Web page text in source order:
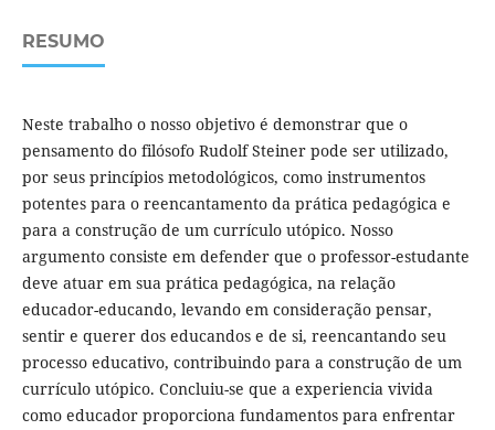
RESUMO
Neste trabalho o nosso objetivo é demonstrar que o
pensamento do filósofo Rudolf Steiner pode ser utilizado,
por seus princípios metodológicos, como instrumentos
potentes para o reencantamento da prática pedagógica e
para a construção de um currículo utópico. Nosso
argumento consiste em defender que o professor-estudante
deve atuar em sua prática pedagógica, na relação
educador-educando, levando em consideração pensar,
sentir e querer dos educandos e de si, reencantando seu
processo educativo, contribuindo para a construção de um
currículo utópico. Concluiu-se que a experiencia vivida
como educador proporciona fundamentos para enfrentar